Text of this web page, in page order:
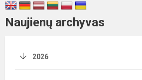
Naujienų archyvas
2026